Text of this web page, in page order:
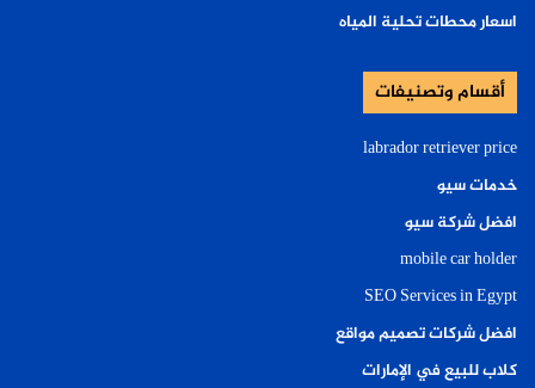
اسعار محطات تحلية المياه
أقسام وتصنيفات
labrador retriever price
خدمات سيو
افضل شركة سيو
mobile car holder
SEO Services in Egypt
افضل شركات تصميم مواقع
كلاب للبيع في الإمارات